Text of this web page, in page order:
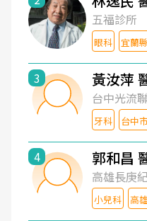
五福診所
眼科 宜蘭縣
3 黃汝萍
台中光流
牙科 台中
4 郭和昌
高雄長庚
小兒科 高